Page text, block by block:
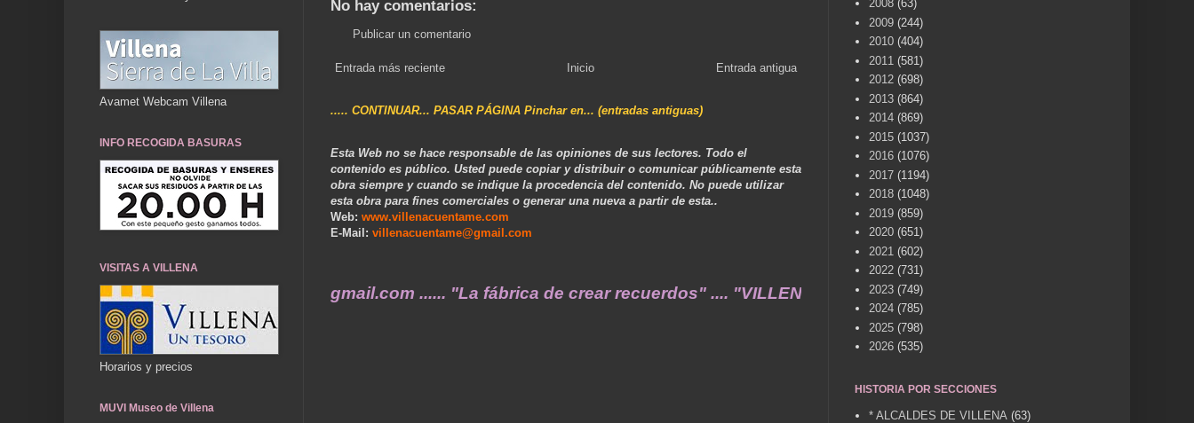
No hay comentarios:
Publicar un comentario
Entrada más reciente Entrada antigua
Inicio
..... CONTINUAR... PASAR PÁGINA Pinchar en... (entradas antiguas)
Esta Web no se hace responsable de las opiniones de sus lectores. Todo el
contenido es público. Usted puede copiar y distribuir o comunicar públicamente esta
obra siempre y cuando se indique la procedencia del contenido. No puede utilizar
esta obra para fines comerciales o generar una nueva a partir de esta..
Web: www.villenacuentame.com
E-Mail: villenacuentame@gmail.com
... villenacuentame@gmail.com ...... "La fábrica de crear recuerdos" .... "VILLENA CUÉNTAME"... Un viaje al recuerdo de Villena...
Avamet Webcam Villena
INFO RECOGIDA BASURAS
VISITAS A VILLENA
Horarios y precios
MUVI Museo de Villena
2008 (63)
2009 (244)
2010 (404)
2011 (581)
2012 (698)
2013 (864)
2014 (869)
2015 (1037)
2016 (1076)
2017 (1194)
2018 (1048)
2019 (859)
2020 (651)
2021 (602)
2022 (731)
2023 (749)
2024 (785)
2025 (798)
2026 (535)
HISTORIA POR SECCIONES
* ALCALDES DE VILLENA (63)